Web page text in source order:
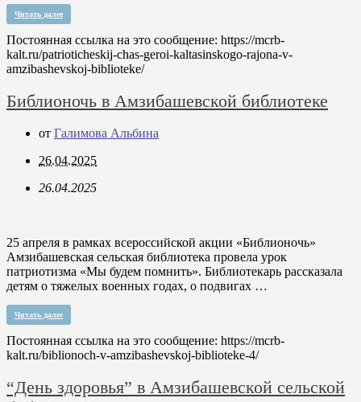
Читать далее
Постоянная ссылка на это сообщение: https://mcrb-
kalt.ru/patrioticheskij-chas-geroi-kaltasinskogo-rajona-v-
amzibashevskoj-biblioteke/
Библионочь в Амзибашевской библиотеке
от Галимова Альбина
26.04.2025
26.04.2025
25 апреля в рамках всероссийской акции «Библионочь»
Амзибашевская сельская библиотека провела урок
патриотизма «Мы будем помнить». Библиотекарь рассказала
детям о тяжелых военных годах, о подвигах …
Читать далее
Постоянная ссылка на это сообщение: https://mcrb-
kalt.ru/biblionoch-v-amzibashevskoj-biblioteke-4/
“День здоровья” в Амзибашевской сельской